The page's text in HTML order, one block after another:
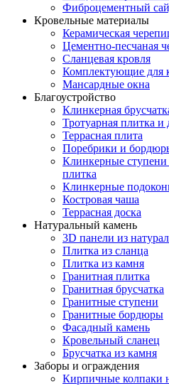
Фиброцементный
Кровельные материалы
Керамическая
Цементно-песчаная
Сланцевая кровля
Комплектующие для
Мансардные окна
Благоустройство
Клинкерная
Тротуарная плитка
Террасная плита
Поребрики и
Клинкерные ступени
плитка
Клинкерные
Костровая чаша
Террасная доска
Натуральный камень
3D панели из
Плитка из сланца
Плитка из камня
Гранитная плитка
Гранитная брусчатка
Гранитные ступени
Гранитные бордюры
Фасадный камень
Кровельный сланец
Брусчатка из камня
Заборы и ограждения
Кирпичные колпаки